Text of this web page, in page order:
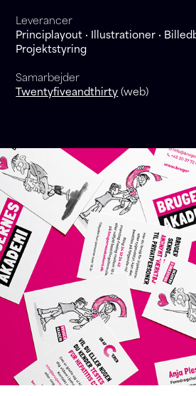
Leverancer
Principlayout · Illustrationer ·
Projektstyring
Samarbejder
Twentyfiveandthirty(web)